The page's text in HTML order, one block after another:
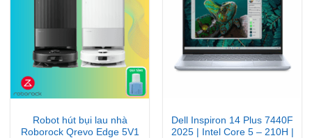
Robot hút bụi lau nhà
Roborock Qrevo Edge 5V1
Dell Inspiron 14 Plus 7440F
2025 | Intel Core 5 – 210H |